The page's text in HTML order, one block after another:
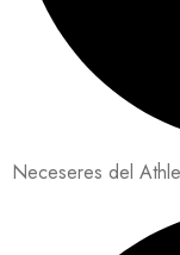
Neceseres del